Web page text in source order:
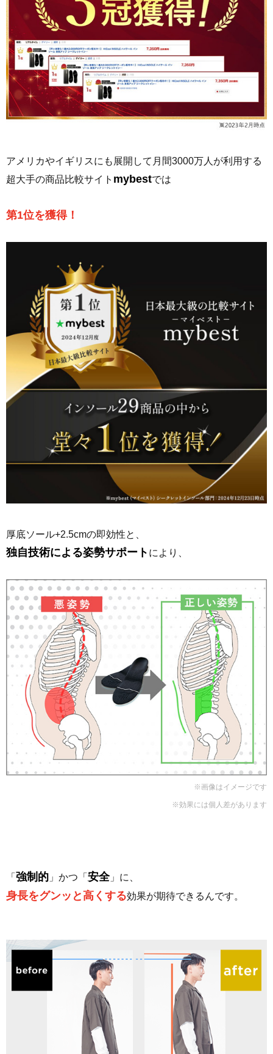
アメリカやイギリスにも展開して月間3000万人が利用する
超大手の商品比較サイト mybestでは
第1位を獲得！
厚底ソール+2.5cmの即効性と、
独自技術による姿勢サポート により、
※画像はイメージです
※効果には個人差があります
「 強制的 」かつ「 安全」に、
身長をグンッと高くする効果が期待できるんです。